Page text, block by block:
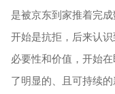
是被京东到家推着完
开始是抗拒，后来认
必要性和价值，开始
了明显的、且可持续